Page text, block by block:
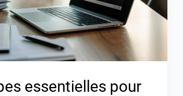
essentielles pour